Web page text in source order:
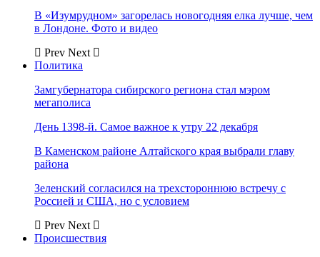
В «Изумрудном» загорелась новогодняя елка лучше, чем
в Лондоне. Фото и видео
Prev Next
Политика
Замгубернатора сибирского региона стал мэром
мегаполиса
День 1398-й. Самое важное к утру 22 декабря
В Каменском районе Алтайского края выбрали главу
района
Зеленский согласился на трехстороннюю встречу с
Россией и США, но с условием
Prev Next
Происшествия